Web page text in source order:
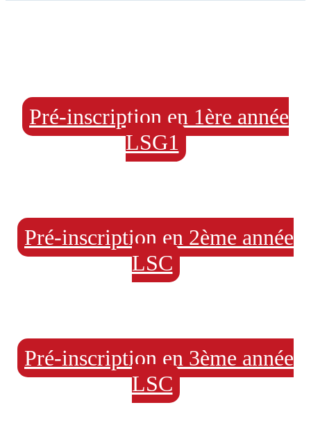
Pré-inscription en 1ère année
LSG1
Pré-inscription en 2ème année
LSC
Pré-inscription en 3ème année
LSC